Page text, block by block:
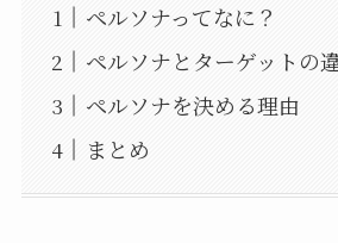
ペルソナってなに？
ペルソナとターゲットの
ペルソナを決める理由
まとめ